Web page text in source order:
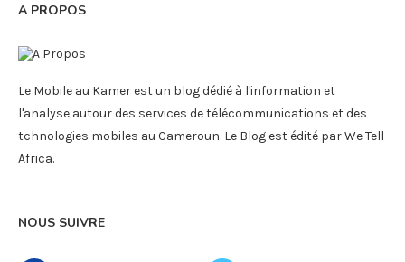
A PROPOS
Le Mobile au Kamer est un blog dédié à l'information et
l'analyse autour des services de télécommunications et des
tchnologies mobiles au Cameroun. Le Blog est édité par We Tell
Africa.
NOUS SUIVRE